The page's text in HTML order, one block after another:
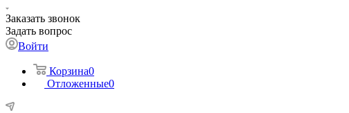
Заказать звонок
Задать вопрос
Войти
Корзина0
Отложенные0